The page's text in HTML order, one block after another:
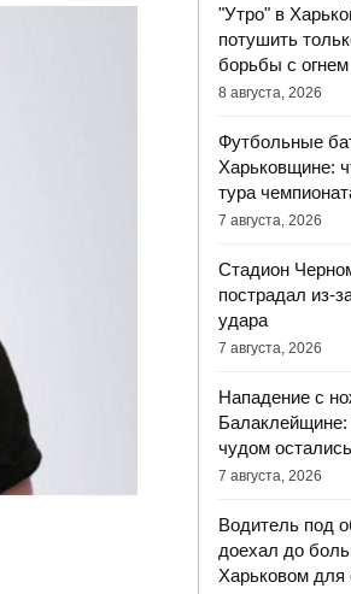
"Утро" в
потушить
борьбы с огнем
8 августа, 2026
Футбольные
Харьковщине:
тура
7 августа, 2026
Стадион
пострадал из-
удара
7 августа, 2026
Нападение с
чудом
7 августа, 2026
Водитель под
доехал до
Харьковом для